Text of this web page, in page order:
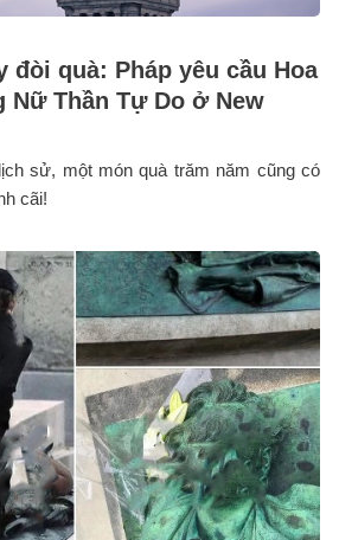
đòi quà: Pháp yêu cầu Hoa
Thần Tự Do ở New
sử, một món quà trăm năm cũng có
cãi!